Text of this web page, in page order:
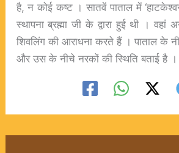
है, न कोई कष्ट । सातवें पाताल में
स्थापना ब्रह्मा जी के द्वारा हुई थी ।
शिवलिंग की आराधना करते हैं । पाताल के
और उस के नीचे नरकों की स्थिति बताई है ।